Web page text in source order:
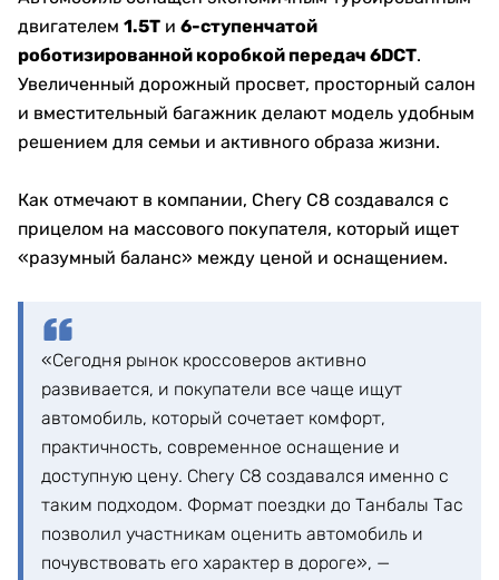
двигателем 1.5T и 6-ступенчатой
роботизированной коробкой передач 6DCT.
Увеличенный дорожный просвет, просторный салон
и вместительный багажник делают модель удобным
решением для семьи и активного образа жизни.
Как отмечают в компании, Chery C8 создавался с
прицелом на массового покупателя, который ищет
«разумный баланс» между ценой и оснащением.
«Сегодня рынок кроссоверов активно
развивается, и покупатели все чаще ищут
автомобиль, который сочетает комфорт,
практичность, современное оснащение и
доступную цену. Chery C8 создавался именно с
таким подходом. Формат поездки до Танбалы Тас
позволил участникам оценить автомобиль и
почувствовать его характер в дороге», —